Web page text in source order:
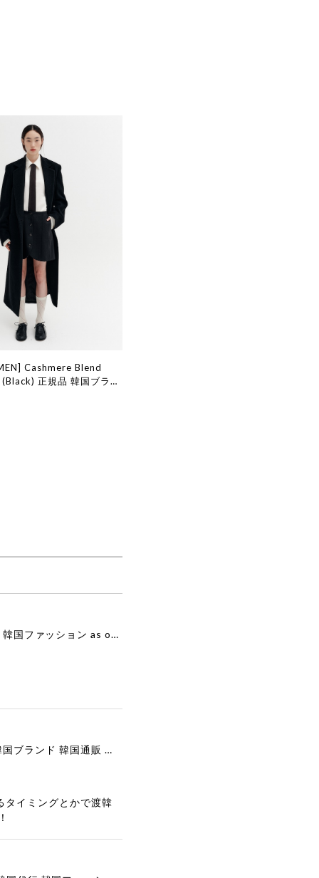
Cashmere Blend
正規品 韓国ブラン
舗
[as”on] BONITA MINI BAG / BLACK 正規品 韓国ブランド 韓国通販 韓国代行 韓国ファッション as on ason エズオン アズオン
[COOR][WOMEN] Faux Suede Three-Button Blazer (Dark Brown) 正規品 韓国ブランド 韓国通販 韓国代行 韓国ファッション クール クーア クアー 日本 店舗
タイミングとかで渡韓